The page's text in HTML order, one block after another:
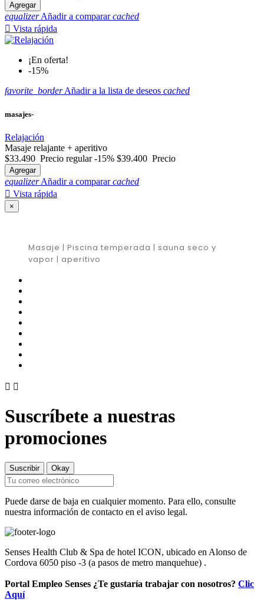
Agregar
equalizerAñadir a comparar cached
 Vista rápida
¡En oferta!
-15%
favorite_borderAñadir a la lista de deseos cached
masajes-
Relajación
Masaje relajante + aperitivo
$33.490 Precio regular-15% $39.400 Precio
Agregar
equalizer Añadir a comparar cached
 Vista rápida
×
Masaje | Piscina temperada | sauna seco y
vapor | aperitivo
 
Suscríbete a nuestras
promociones
Puede darse de baja en cualquier momento. Para ello, consulte
nuestra información de contacto en el aviso legal.
Senses Health Club & Spa de hotel ICON, ubicado en Alonso de
Cordova 6050 piso -3 (a pasos de metro manquehue) .
Portal Empleo Senses ¿Te gustaría trabajar con nosotros? Clic
Aquí